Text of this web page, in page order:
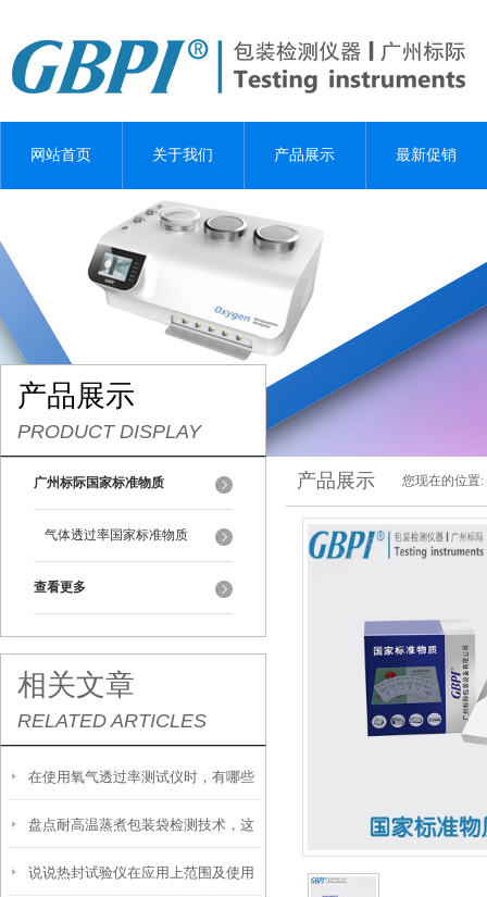
网站首页 关于我们 产品展示 最新促销
产品展示
PRODUCT DISPLAY
广州标际国家标准物质
气体透过率国家标准物质
查看更多
相关文章
RELATED ARTICLES
在使用氧气透过率测试仪时，有哪些
注意事项
盘点耐高温蒸煮包装袋检测技术，这
个必须重视
说说热封试验仪在应用上范围及使用
产品展示 您现在的位置: